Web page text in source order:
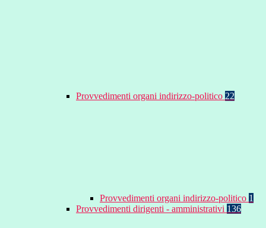
Provvedimenti organi indirizzo-politico 22
Provvedimenti organi indirizzo-politico 1
Provvedimenti dirigenti - amministrativi 136